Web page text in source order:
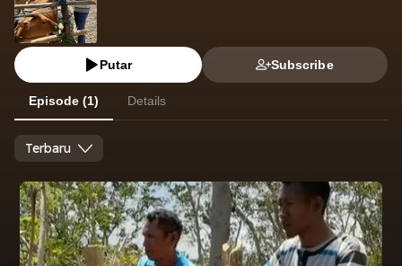
Putar Subscribe
Episode (1) Details
Terbaru